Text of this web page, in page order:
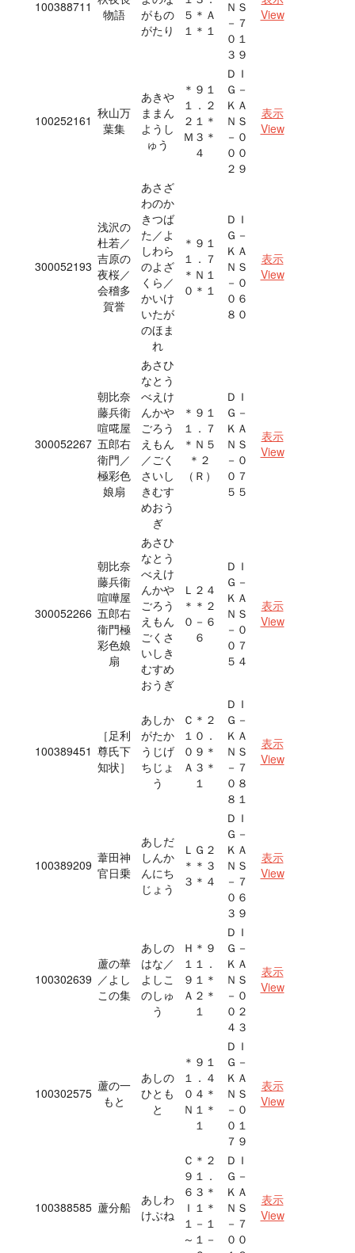
100388711
物語
がもの
がたり
５＊Ａ
１＊１
ＮＳ
－７
０１
３９
View
100252161 秋山万
葉集
あきや
ままん
ようし
ゅう
＊９１
１．２
２１＊
Ｍ３＊
４
ＤＩ
Ｇ－
ＫＡ
ＮＳ
－０
００
２９
表示
View
300052193
浅沢の
杜若／
吉原の
夜桜／
会稽多
賀誉
あさざ
わのか
きつば
た／よ
しわら
のよざ
くら／
かいけ
いたが
のほま
れ
＊９１
１．７
＊Ｎ１
０＊１
ＤＩ
Ｇ－
ＫＡ
ＮＳ
－０
０６
８０
表示
View
300052267
朝比奈
藤兵衛
喧𠵅屋
五郎右
衛門／
極彩色
娘扇
あさひ
なとう
べえけ
んかや
ごろう
えもん
／ごく
さいし
きむす
めおう
ぎ
＊９１
１．７
＊Ｎ５
＊２
（Ｒ）
ＤＩ
Ｇ－
ＫＡ
ＮＳ
－０
０７
５５
表示
View
300052266
朝比奈
藤兵衞
喧嘩屋
五郎右
衞門極
彩色娘
扇
あさひ
なとう
べえけ
んかや
ごろう
えもん
ごくさ
いしき
むすめ
おうぎ
Ｌ２４
＊＊２
０－６
６
ＤＩ
Ｇ－
ＫＡ
ＮＳ
－０
０７
５４
表示
View
100389451
［足利
尊氏下
知状］
あしか
がたか
うじげ
ちじょ
う
Ｃ＊２
１０．
０９＊
Ａ３＊
１
ＤＩ
Ｇ－
ＫＡ
ＮＳ
－７
０８
８１
表示
View
100389209 葦田神
官日乗
あしだ
しんか
んにち
じょう
ＬＧ２
＊＊３
３＊４
ＤＩ
Ｇ－
ＫＡ
ＮＳ
－７
０６
３９
表示
View
100302639
蘆の華
／よし
この集
あしの
はな／
よしこ
のしゅ
う
Ｈ＊９
１１．
９１＊
Ａ２＊
１
ＤＩ
Ｇ－
ＫＡ
ＮＳ
－０
０２
４３
表示
View
100302575 蘆の一
もと
あしの
ひとも
と
＊９１
１．４
０４＊
Ｎ１＊
１
ＤＩ
Ｇ－
ＫＡ
ＮＳ
－０
０１
７９
表示
View
100388585 蘆分船
あしわ
けぶね
Ｃ＊２
９１．
６３＊
Ｉ１＊
１－１
～１－
ＤＩ
Ｇ－
ＫＡ
ＮＳ
－７
００
表示
View